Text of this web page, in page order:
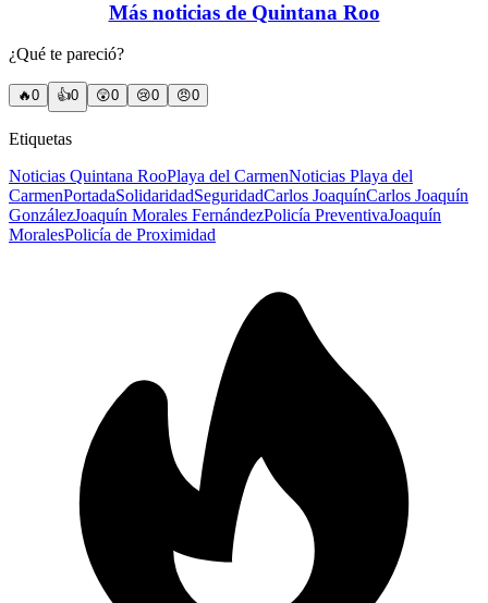
Más noticias de Quintana Roo
¿Qué te pareció?
🔥0 👍0 😲0 😢0 😠0
Etiquetas
Noticias Quintana RooPlaya del CarmenNoticias Playa del
CarmenPortadaSolidaridadSeguridadCarlos JoaquínCarlos Joaquín
GonzálezJoaquín Morales FernándezPolicía PreventivaJoaquín
MoralesPolicía de Proximidad